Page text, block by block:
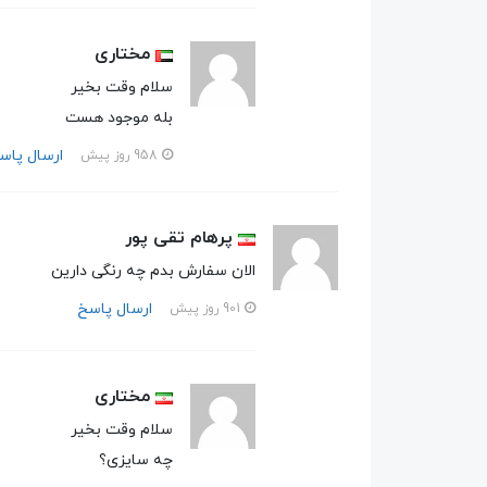
مختاری
سلام وقت بخیر
بله موجود هست
ارسال
پرهام تقی پور
الان سفارش بدم چه رنگی دارین
ارسال پاسخ
مختاری
سلام وقت بخیر
چه سایزی؟